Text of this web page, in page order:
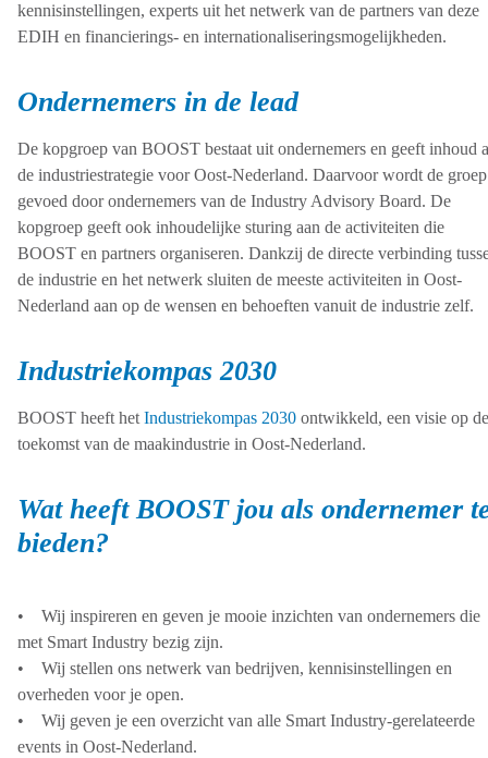
kennisinstellingen, experts uit het netwerk van de partners van deze
EDIH en financierings- en internationaliseringsmogelijkheden.
Ondernemers in de lead
De kopgroep van BOOST bestaat uit ondernemers en geeft inhoud
de industriestrategie voor Oost-Nederland. Daarvoor wordt de groep
gevoed door ondernemers van de Industry Advisory Board. De
kopgroep geeft ook inhoudelijke sturing aan de activiteiten die
BOOST en partners organiseren. Dankzij de directe verbinding
de industrie en het netwerk sluiten de meeste activiteiten in Oost-
Nederland aan op de wensen en behoeften vanuit de industrie zelf.
Industriekompas 2030
BOOST heeft het Industriekompas 2030 ontwikkeld, een visie op de
toekomst van de maakindustrie in Oost-Nederland.
Wat heeft BOOST jou als ondernemer
bieden?
• Wij inspireren en geven je mooie inzichten van ondernemers die
met Smart Industry bezig zijn.
• Wij stellen ons netwerk van bedrijven, kennisinstellingen en
overheden voor je open.
• Wij geven je een overzicht van alle Smart Industry-gerelateerde
events in Oost-Nederland.